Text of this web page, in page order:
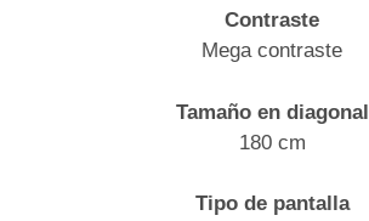
Contraste
Mega contraste
Tamaño en diagonal
180 cm
Tipo de pantalla